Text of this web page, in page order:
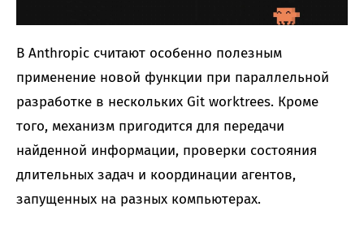
В Anthropic считают особенно полезным
применение новой функции при параллельной
разработке в нескольких Git worktrees. Кроме
того, механизм пригодится для передачи
найденной информации, проверки состояния
длительных задач и координации агентов,
запущенных на разных компьютерах.